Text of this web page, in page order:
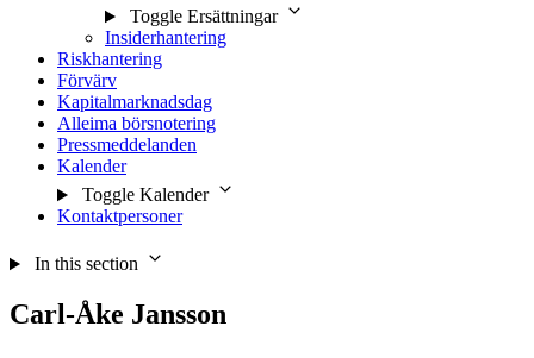
Toggle Ersättningar
Insiderhantering
Riskhantering
Förvärv
Kapitalmarknadsdag
Alleima börsnotering
Pressmeddelanden
Kalender
Toggle Kalender
Kontaktpersoner
In this section
Carl-Åke Jansson